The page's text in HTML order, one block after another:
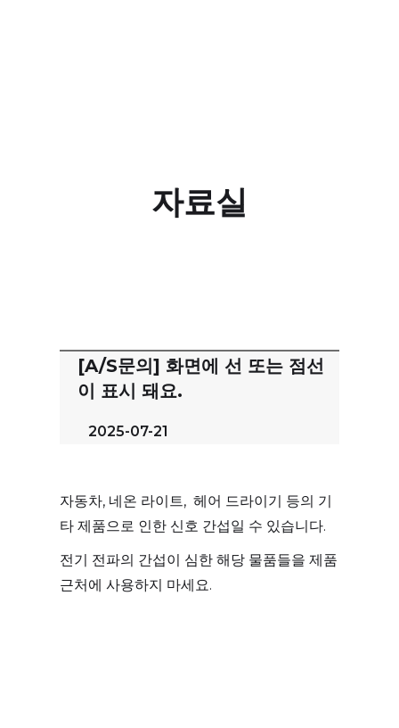
자료실
[A/S문의] 화면에 선 또는 점선
이 표시 돼요.
2025-07-21
자동차, 네온 라이트, 헤어 드라이기 등의 기
타 제품으로 인한 신호 간섭일 수 있습니다.
전기 전파의 간섭이 심한 해당 물품들을 제품
근처에 사용하지 마세요.